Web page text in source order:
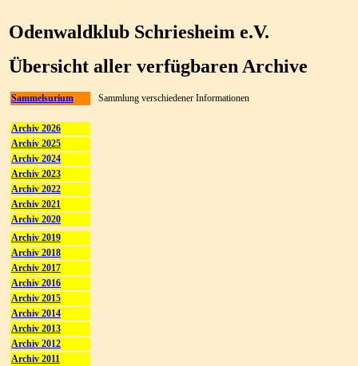
Odenwaldklub Schriesheim e.V.
Übersicht aller verfügbaren Archive
Sammelsurium Sammlung verschiedener Informationen
Archiv 2026
Archiv 2025
Archiv 2024
Archiv 2023
Archiv 2022
Archiv 2021
Archiv 2020
Archiv 2019
Archiv 2018
Archiv 2017
Archiv 2016
Archiv 2015
Archiv 2014
Archiv 2013
Archiv 2012
Archiv 2011